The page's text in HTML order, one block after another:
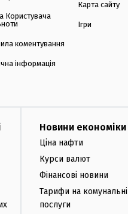
Користувача
коментування
інформація
Карта сайту
Ігри
Новини економіки
Ціна нафти
Курси валют
Фінансові новини
Тарифи на комунальні
послуги